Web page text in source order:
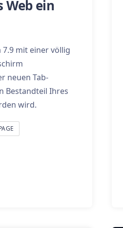
Web ein
mit einer völlig
neuen Tab-
Bestandteil Ihres
wird.